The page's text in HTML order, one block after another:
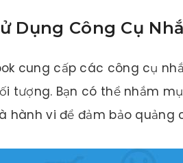
Dụng Công Cụ
cung cấp các công cụ
tượng. Bạn có thể nhắm
hành vi để đảm bảo quảng